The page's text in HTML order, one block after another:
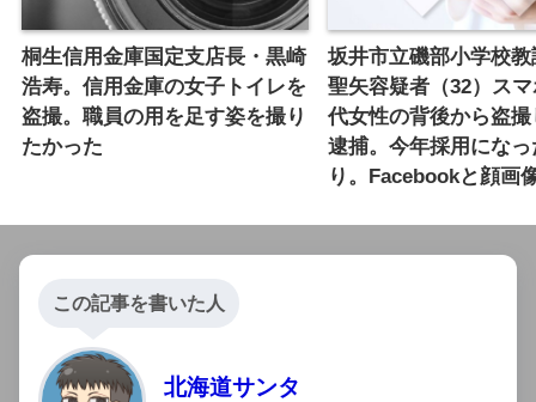
桐生信用金庫国定支店長・黒崎
浩寿。信用金庫の女子トイレを
盗撮。職員の用を足す姿を撮り
たかった
坂井市立磯部小学校
聖矢容疑者（32）ス
代女性の背後から盗
逮捕。今年採用にな
り。Facebookと顔画
この記事を書いた人
北海道サンタ